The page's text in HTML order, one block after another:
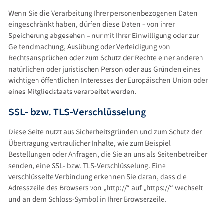
Wenn Sie die Verarbeitung Ihrer personenbezogenen Daten
eingeschränkt haben, dürfen diese Daten – von ihrer
Speicherung abgesehen – nur mit Ihrer Einwilligung oder zur
Geltendmachung, Ausübung oder Verteidigung von
Rechtsansprüchen oder zum Schutz der Rechte einer anderen
natürlichen oder juristischen Person oder aus Gründen eines
wichtigen öffentlichen Interesses der Europäischen Union oder
eines Mitgliedstaats verarbeitet werden.
SSL- bzw. TLS-Verschlüsselung
Diese Seite nutzt aus Sicherheitsgründen und zum Schutz der
Übertragung vertraulicher Inhalte, wie zum Beispiel
Bestellungen oder Anfragen, die Sie an uns als Seitenbetreiber
senden, eine SSL- bzw. TLS-Verschlüsselung. Eine
verschlüsselte Verbindung erkennen Sie daran, dass die
Adresszeile des Browsers von „http://“ auf „https://“ wechselt
und an dem Schloss-Symbol in Ihrer Browserzeile.